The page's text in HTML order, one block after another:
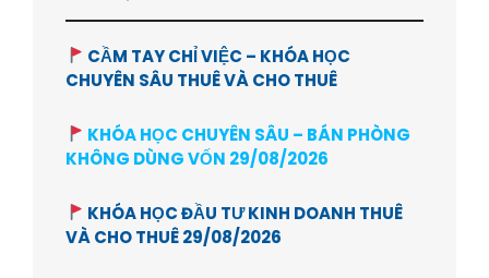
CẦM TAY CHỈ VIỆC – KHÓA HỌC
CHUYÊN SÂU THUÊ VÀ CHO THUÊ
KHÓA HỌC CHUYÊN SÂU – BÁN PHÒNG
KHÔNG DÙNG VỐN 29/08/2026
KHÓA HỌC ĐẦU TƯ KINH DOANH THUÊ
VÀ CHO THUÊ 29/08/2026